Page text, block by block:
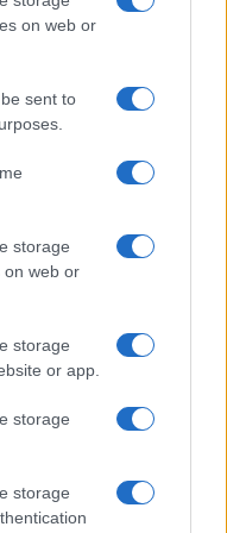
on web or
sent to
storage
on web or
storage
or app.
storage
storage
accademica. Il
ma
Eccellenze, gli
le borse di
euro. Chi è
volte: perde il
scrupoloso del
col bilancino,
bonus e
piovono dal cielo:
per cui il
il diritto
invocata come
contrario: